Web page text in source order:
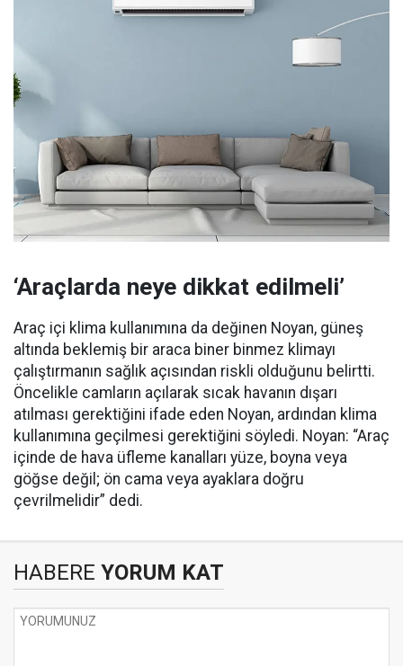
‘Araçlarda neye dikkat edilmeli’
Araç içi klima kullanımına da değinen Noyan, güneş
altında beklemiş bir araca biner binmez klimayı
çalıştırmanın sağlık açısından riskli olduğunu belirtti.
Öncelikle camların açılarak sıcak havanın dışarı
atılması gerektiğini ifade eden Noyan, ardından klima
kullanımına geçilmesi gerektiğini söyledi. Noyan: “Araç
içinde de hava üfleme kanalları yüze, boyna veya
göğse değil; ön cama veya ayaklara doğru
çevrilmelidir” dedi.
HABERE YORUM KAT